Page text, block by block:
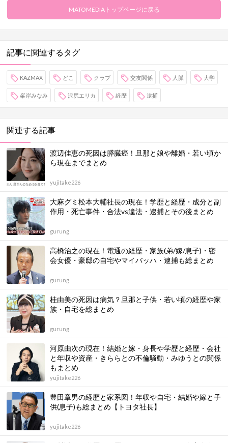
MATOMEDIAトップページに戻る
記事に関連するタグ
KAZMAX どこ クラブ 交友関係 人脈 大学
峯岸みなみ 沢尻エリカ 経歴 逮捕
関連する記事
渡辺佳恵の死因は膵臓癌！旦那と娘や離婚・若い頃か
ら現在までまとめ
yujitake226
大麻グミ松本大輔社長の現在！学歴と経歴・成分と副
作用・死亡事件・合法vs違法・逮捕とその後まとめ
gurung
高橋治之の現在！電通の経歴・家族(弟/嫁/息子)・密
会女優・豪邸の自宅やマイバッハ・逮捕も総まとめ
gurung
桂由美の死因は病気？旦那と子供・若い頃の経歴や家
族・自宅を総まとめ
gurung
河原由次の現在！結婚と嫁・身長や学歴と経歴・会社
と年収や資産・きららとの不倫騒動・みゆうとの関係
もまとめ
yujitake226
豊田章男の経歴と家系図！年収や自宅・結婚や嫁と子
供(息子)も総まとめ【トヨタ社長】
yujitake226